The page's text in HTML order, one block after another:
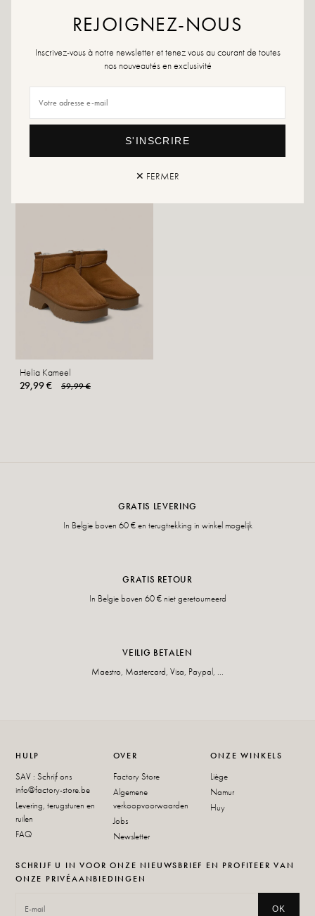
Moyana kameel
Mojana Zwart
19,99 €
Helia Kameel
29,99 €
59,99 €
GRATIS LEVERING
In Belgie boven 60 € en terugtrekking in winkel mogelijk
GRATIS RETOUR
In Belgie boven 60 € niet geretourneerd
VEILIG BETALEN
Maestro, Mastercard, Visa, Paypal, ...
HULP
SAV : Schrijf ons
info@factory-store.be
Levering, terugsturen en
ruilen
FAQ
OVER
Factory Store
Algemene
verkoopvoorwaarden
Jobs
Newsletter
ONZE WINKELS
Liège
Namur
Huy
SCHRIJF U IN VOOR ONZE NIEUWSBRIEF EN PROFITEER VAN
ONZE PRIVÉAANBIEDINGEN
OK
REJOIGNEZ-NOUS
Inscrivez-vous à notre newsletter et tenez vous au courant de toutes
nos nouveautés en exclusivité
S'INSCRIRE
✕ FERMER